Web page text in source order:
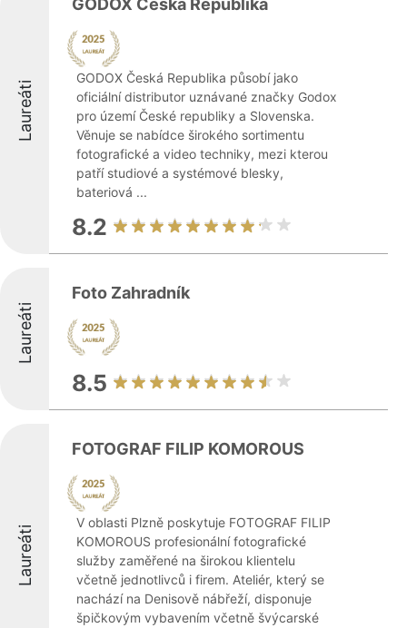
Laureáti
GODOX Česká Republika
GODOX Česká Republika působí jako
oficiální distributor uznávané značky Godox
pro území České republiky a Slovenska.
Věnuje se nabídce širokého sortimentu
fotografické a video techniky, mezi kterou
patří studiové a systémové blesky,
bateriová ...
8.2
Laureáti
Foto Zahradník
8.5
Laureáti
FOTOGRAF FILIP KOMOROUS
V oblasti Plzně poskytuje FOTOGRAF FILIP
KOMOROUS profesionální fotografické
služby zaměřené na širokou klientelu
včetně jednotlivců i firem. Ateliér, který se
nachází na Denisově nábřeží, disponuje
špičkovým vybavením včetně švýcarské